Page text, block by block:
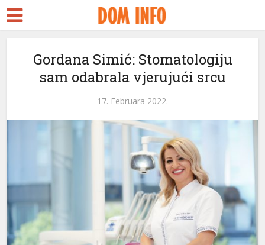
Ankara Escort
Türk ifşa
crackstreams
Hacklink panel
Hacklink
Hacklink
Gordana Simić: Stomatologiju
sam odabrala vjerujući srcu
17. Februara 2022.